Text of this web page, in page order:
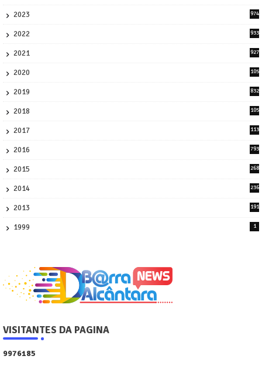
2023
974
2022
933
2021
927
2020
105
2019
832
2018
105
2017
113
2016
793
2015
268
2014
236
2013
191
1999 1
VISITANTES DA PAGINA
9976185